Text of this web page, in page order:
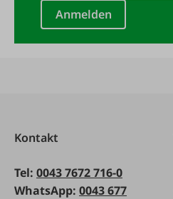
Anmelden
Kontakt
Tel: 0043 7672 716-0
WhatsApp: 0043 677